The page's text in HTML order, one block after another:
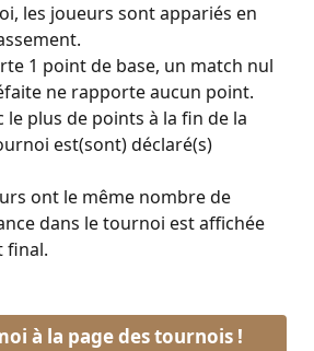
les joueurs sont appariés en
1 point de base, un match nul
ne rapporte aucun point.
le plus de points à la fin de la
est(sont) déclaré(s)
ont le même nombre de
dans le tournoi est affichée
final.
à la page des tournois !